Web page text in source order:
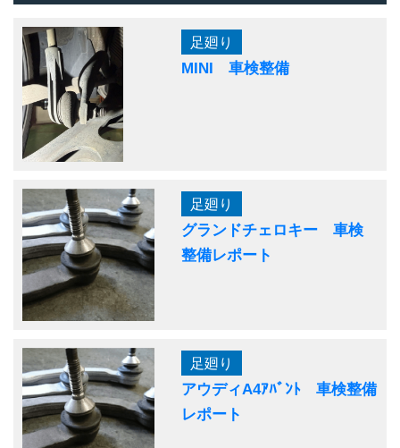
足廻り
MINI 車検整備
足廻り
グランドチェロキー 車検
整備レポート
足廻り
アウディA4ｱﾊﾞﾝﾄ 車検整備
レポート